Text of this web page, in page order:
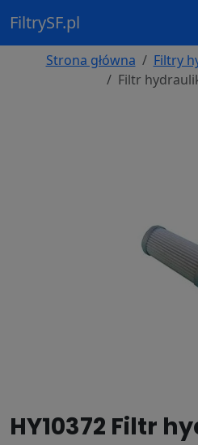
FiltrySF.pl
Strona główna
Filtry
Filtr
HY10372 Filtr